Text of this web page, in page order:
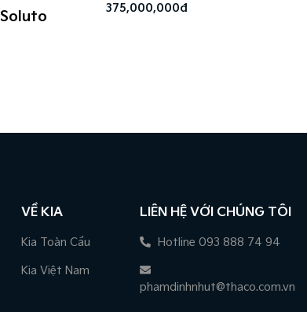
Soluto
375,000,000đ
VỀ KIA
Kia Toàn Cầu
Kia Việt Nam
LIÊN HỆ VỚI CHÚNG TÔI
Hotline 093 888 74 94
phamdinhnhut@thaco.com.vn